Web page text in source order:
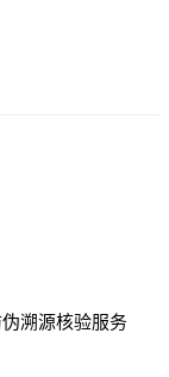
溯源核验服务